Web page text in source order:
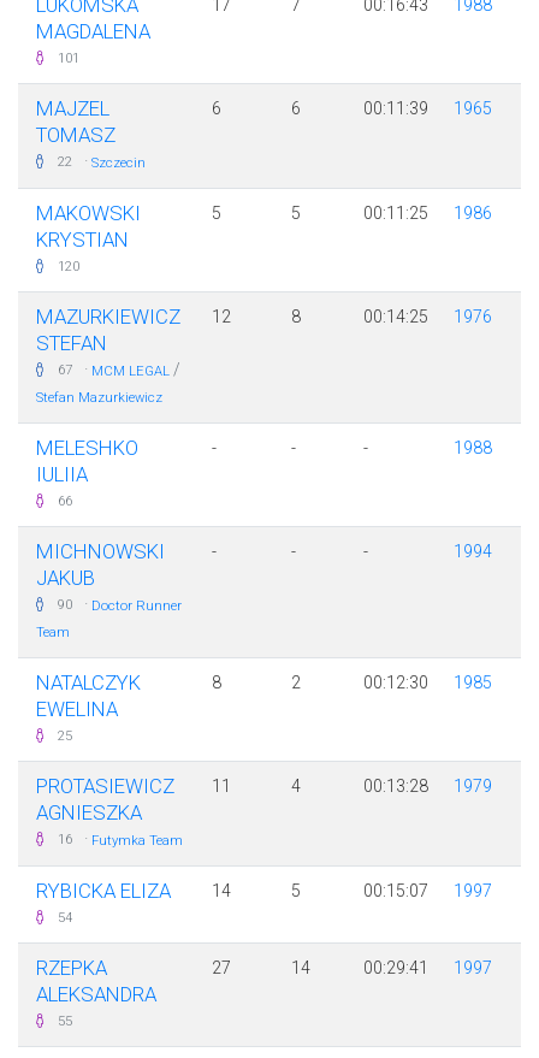
LUKOMSKA
MAGDALENA
101
17 7 00:16:43 1988
MAJZEL
TOMASZ
22 · Szczecin
6 6 00:11:39 1965
MAKOWSKI
KRYSTIAN
120
5 5 00:11:25 1986
MAZURKIEWICZ
STEFAN
67 · MCM LEGAL /
Stefan Mazurkiewicz
12 8 00:14:25 1976
MELESHKO
IULIIA
66
- - - 1988
MICHNOWSKI
JAKUB
90 · Doctor Runner
Team
- - - 1994
NATALCZYK
EWELINA
25
8 2 00:12:30 1985
PROTASIEWICZ
AGNIESZKA
16 · Futymka Team
11 4 00:13:28 1979
RYBICKA ELIZA
54
14 5 00:15:07 1997
RZEPKA
ALEKSANDRA
55
27 14 00:29:41 1997